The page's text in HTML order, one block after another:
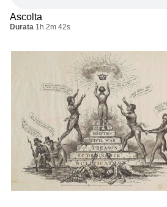
Ascolta
Durata 1h 2m 42s